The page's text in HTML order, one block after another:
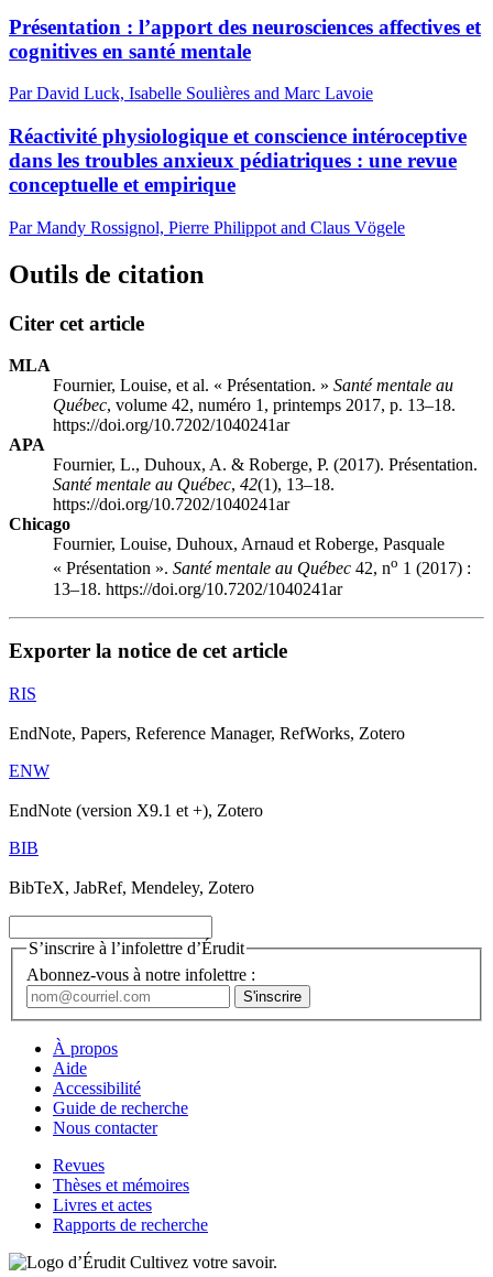
Présentation : l’apport des neurosciences affectives et
cognitives en santé mentale
Par David Luck, Isabelle Soulières and Marc Lavoie
Réactivité physiologique et conscience intéroceptive
dans les troubles anxieux pédiatriques : une revue
conceptuelle et empirique
Par Mandy Rossignol, Pierre Philippot and Claus Vögele
Outils de citation
Citer cet article
MLA
Fournier, Louise, et al. « Présentation. » Santé mentale au
Québec, volume 42, numéro 1, printemps 2017, p. 13–18.
https://doi.org/10.7202/1040241ar
APA
Fournier, L., Duhoux, A. & Roberge, P. (2017). Présentation.
Santé mentale au Québec, 42(1), 13–18.
https://doi.org/10.7202/1040241ar
Chicago
Fournier, Louise, Duhoux, Arnaud et Roberge, Pasquale
« Présentation ». Santé mentale au Québec 42, no 1 (2017) :
13–18. https://doi.org/10.7202/1040241ar
Exporter la notice de cet article
RIS
EndNote, Papers, Reference Manager, RefWorks, Zotero
ENW
EndNote (version X9.1 et +), Zotero
BIB
BibTeX, JabRef, Mendeley, Zotero
S’inscrire à l’infolettre d’Érudit
Abonnez-vous à notre infolettre :
À propos
Aide
Accessibilité
Guide de recherche
Nous contacter
Revues
Thèses et mémoires
Livres et actes
Rapports de recherche
Cultivez votre savoir.